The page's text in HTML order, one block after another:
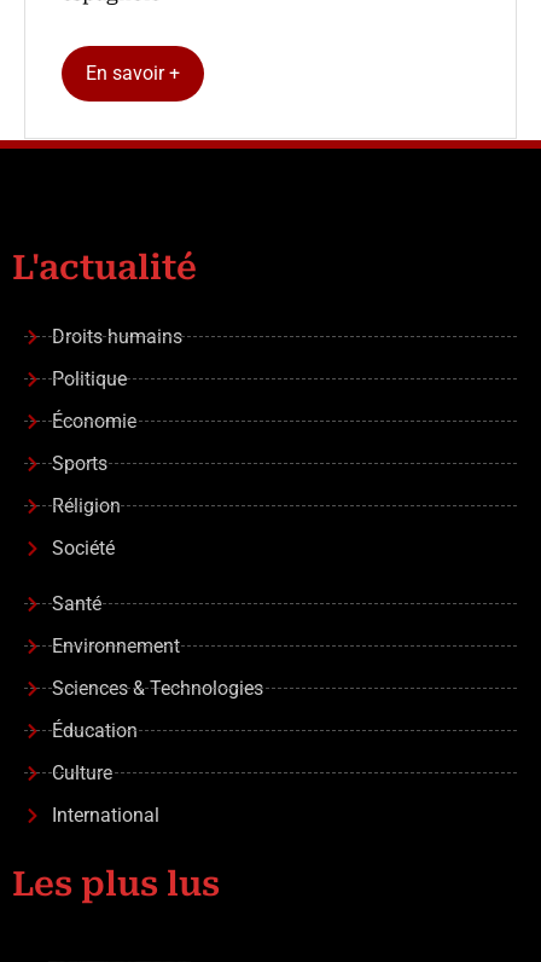
En savoir +
L'actualité
Droits humains
Politique
Économie
Sports
Réligion
Société
Santé
Environnement
Sciences & Technologies
Éducation
Culture
International
Les plus lus